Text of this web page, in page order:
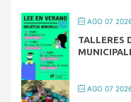
AGO 07
TALLERES
AGO 07